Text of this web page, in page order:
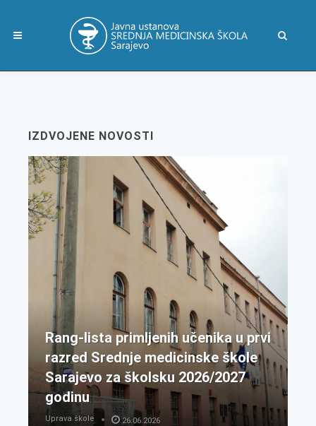
IZDVOJENE NOVOSTI
Rang-lista primljenih učenika u prvi
razred Srednje medicinske škole
Sarajevo za školsku 2026/2027
godinu
Uprava škole 26.06.2026